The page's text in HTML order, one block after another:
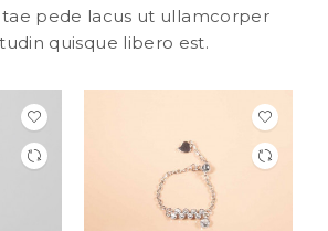
pede lacus ut ullamcorper
quisque libero est.